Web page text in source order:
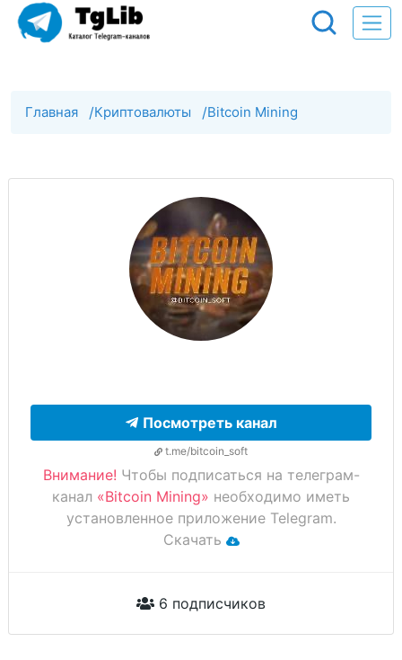
Главная /Криптовалюты /Bitcoin Mining
Посмотреть канал
t.me/bitcoin_soft
Внимание! Чтобы подписаться на телеграм-
канал «Bitcoin Mining» необходимо иметь
установленное приложение Telegram.
Скачать
6 подписчиков